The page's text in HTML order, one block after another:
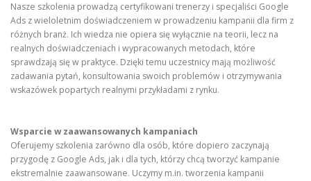
Nasze szkolenia prowadzą certyfikowani trenerzy i specjaliści Google
Ads z wieloletnim doświadczeniem w prowadzeniu kampanii dla firm z
różnych branż. Ich wiedza nie opiera się wyłącznie na teorii, lecz na
realnych doświadczeniach i wypracowanych metodach, które
sprawdzają się w praktyce. Dzięki temu uczestnicy mają możliwość
zadawania pytań, konsultowania swoich problemów i otrzymywania
wskazówek popartych realnymi przykładami z rynku.
Wsparcie w zaawansowanych kampaniach
Oferujemy szkolenia zarówno dla osób, które dopiero zaczynają
przygodę z Google Ads, jak i dla tych, którzy chcą tworzyć kampanie
ekstremalnie zaawansowane. Uczymy m.in. tworzenia kampanii